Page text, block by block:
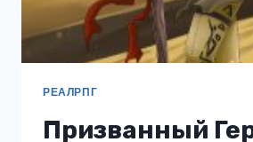
РЕАЛРПГ
Призванный